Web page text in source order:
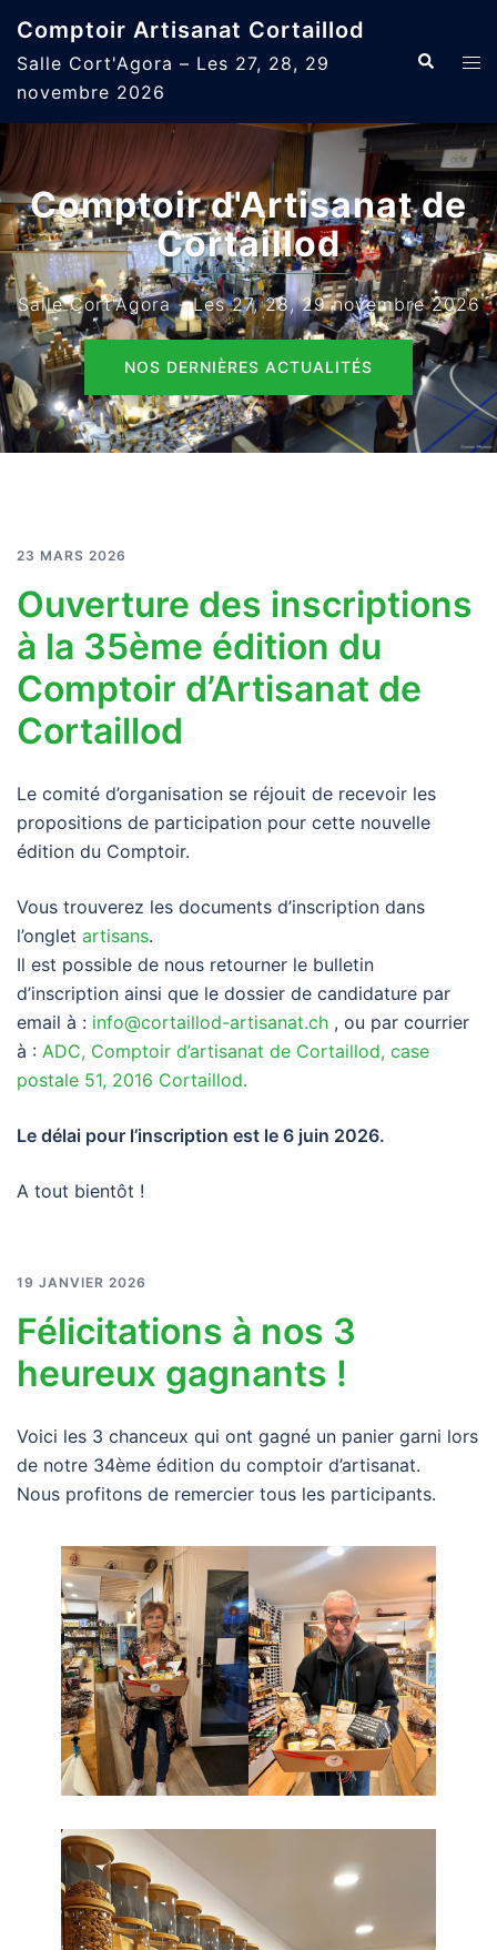
contenu
Comptoir Artisanat Cortaillod
Salle Cort'Agora – Les 27, 28, 29
novembre 2026
Comptoir d'Artisanat de
Cortaillod
Salle Cort'Agora - Les 27, 28, 29 novembre 2026
NOS DERNIÈRES ACTUALITÉS
23 MARS 2026
Ouverture des inscriptions
à la 35ème édition du
Comptoir d’Artisanat de
Cortaillod
Le comité d’organisation se réjouit de recevoir les
propositions de participation pour cette nouvelle
édition du Comptoir.
Vous trouverez les documents d’inscription dans
l’onglet artisans.
Il est possible de nous retourner le bulletin
d’inscription ainsi que le dossier de candidature par
email à : info@cortaillod-artisanat.ch , ou par courrier
à : ADC, Comptoir d’artisanat de Cortaillod, case
postale 51, 2016 Cortaillod.
Le délai pour l’inscription est le 6 juin 2026.
A tout bientôt !
19 JANVIER 2026
Félicitations à nos 3
heureux gagnants !
Voici les 3 chanceux qui ont gagné un panier garni lors
de notre 34ème édition du comptoir d’artisanat.
Nous profitons de remercier tous les participants.